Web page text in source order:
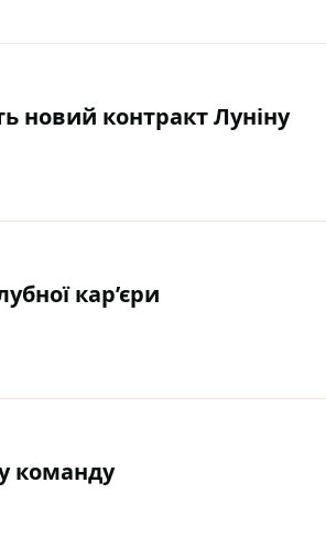
новий контракт Луніну
кар’єри
команду